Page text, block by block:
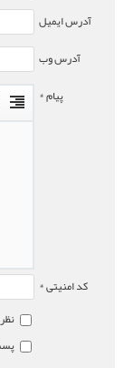
آدرس ایمیل
آدرس وب
پیام *
کد امنیتی *
نظر
پست